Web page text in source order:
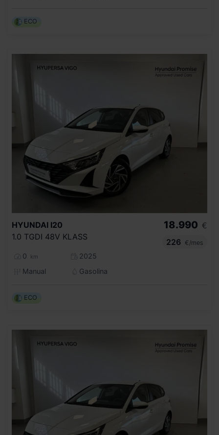
ECO
HYUNDAI I20
1.0 TGDI 48V KLASS
0 km
2025
Manual
Gasolina
18.990 €
226
€/mes
ECO